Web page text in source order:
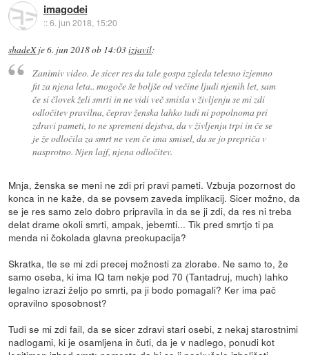
imagodei
::6. jun 2018, 15:20
shadeXje6. jun 2018 ob 14:03izjavil:
Zanimiv video. Je sicer res da tale gospa zgleda telesno izjemno
fit za njena leta.. mogoče še boljše od večine ljudi njenih let, sam
če si človek želi smrti in ne vidi več smisla v življenju se mi zdi
odločitev pravilna, čeprav ženska lahko tudi ni popolnoma pri
zdravi pameti, to ne spremeni dejstva, da v življenju trpi in če se
je že odločila za smrt ne vem če ima smisel, da se jo prepriča v
nasprotno. Njen lajf, njena odločitev.
Mnja, ženska se meni ne zdi pri pravi pameti. Vzbuja pozornost do
konca in ne kaže, da se povsem zaveda implikacij. Sicer možno, da
se je res samo zelo dobro pripravila in da se ji zdi, da res ni treba
delat drame okoli smrti, ampak, jebemti... Tik pred smrtjo ti pa
menda ni čokolada glavna preokupacija?
Skratka, tle se mi zdi precej možnosti za zlorabe. Ne samo to, že
samo oseba, ki ima IQ tam nekje pod 70 (Tantadruj, much) lahko
legalno izrazi željo po smrti, pa ji bodo pomagali? Ker ima pač
opravilno sposobnost?
Tudi se mi zdi fail, da se sicer zdravi stari osebi, z nekaj starostnimi
nadlogami, ki je osamljena in čuti, da je v nadlego, ponudi kot